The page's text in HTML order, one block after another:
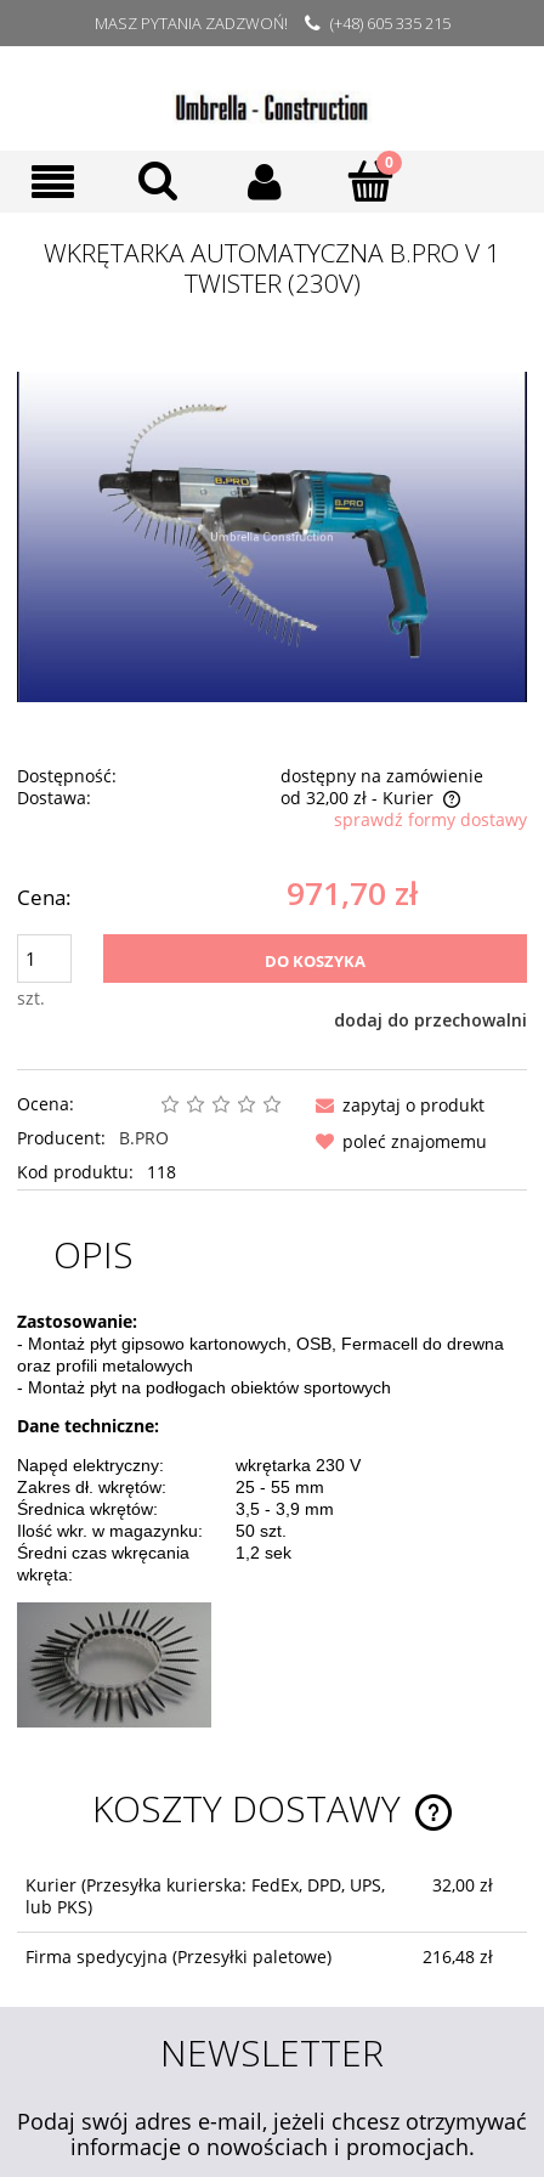
MASZ PYTANIA ZADZWOŃ! (+48) 605 335 215
WKRĘTARKA AUTOMATYCZNA B.PRO V 1
TWISTER (230V)
Dostępność:
dostępny na zamówienie
Dostawa:
od 32,00 zł - Kurier
Cena nie zawiera ewentualnych kosztów płatnościsprawdź formy dostawy
Cena: 971,70 zł
szt.
DO KOSZYKA
dodaj do przechowalni
Ocena:
Producent:
B.PRO
Kod produktu:
118
zapytaj o produkt
poleć znajomemu
OPIS
Zastosowanie:
- Montaż płyt gipsowo kartonowych, OSB, Fermacell do drewna
oraz profili metalowych
- Montaż płyt na podłogach obiektów sportowych
Dane techniczne:
Napęd elektryczny:
Zakres dł. wkrętów:
Średnica wkrętów:
Ilość wkr. w magazynku:
Średni czas wkręcania
wkręta:
wkrętarka 230 V
25 - 55 mm
3,5 - 3,9 mm
50 szt.
1,2 sek
KOSZTY DOSTAWY
CENA NIE
Kurier (Przesyłka kurierska: FedEx, DPD, UPS,
lub PKS)
32,00 zł
Firma spedycyjna (Przesyłki paletowe) 216,48 zł
NEWSLETTER
Podaj swój adres e-mail, jeżeli chcesz otrzymywać
informacje o nowościach i promocjach.